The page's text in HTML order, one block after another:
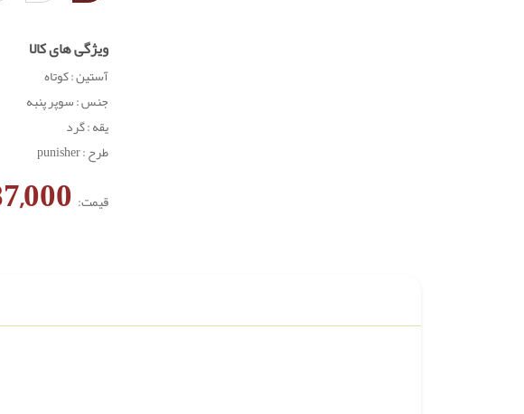
ویژگی های کالا
آستین : کوتاه
جنس : سوپر پنبه
یقه : گرد
طرح : punisher
قیمت: